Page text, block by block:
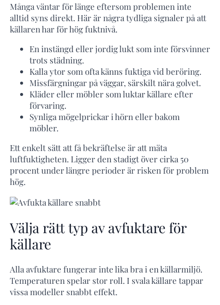
Många väntar för länge eftersom problemen inte
alltid syns direkt. Här är några tydliga signaler på att
källaren har för hög fuktnivå.
En instängd eller jordig lukt som inte försvinner
trots städning.
Kalla ytor som ofta känns fuktiga vid beröring.
Missfärgningar på väggar, särskilt nära golvet.
Kläder eller möbler som luktar källare efter
förvaring.
Synliga mögelprickar i hörn eller bakom
möbler.
Ett enkelt sätt att få bekräftelse är att mäta
luftfuktigheten. Ligger den stadigt över cirka 50
procent under längre perioder är risken för problem
hög.
Välja rätt typ av avfuktare för
källare
Alla avfuktare fungerar inte lika bra i en källarmiljö.
Temperaturen spelar stor roll. I svala källare tappar
vissa modeller snabbt effekt.